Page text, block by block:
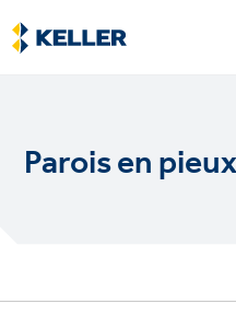
Skip
to
main
Parois en